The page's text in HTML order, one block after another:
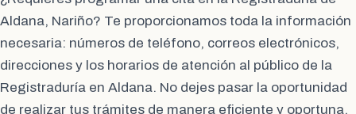
Aldana, Nariño? Te proporcionamos toda la información
necesaria: números de teléfono, correos electrónicos,
direcciones y los horarios de atención al público de la
Registraduría en Aldana. No dejes pasar la oportunidad
de realizar tus trámites de manera eficiente y oportuna.